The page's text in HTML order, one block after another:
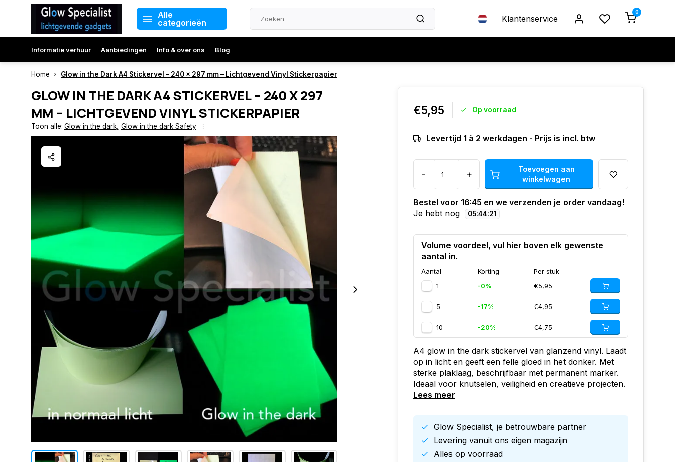
Alle
categorieën
Klantenservice
0
Informatie verhuur Aanbiedingen Info & over ons Blog
Home Glow in the Dark A4 Stickervel – 240 x 297 mm – Lichtgevend Vinyl Stickerpapier
GLOW IN THE DARK A4 STICKERVEL – 240 X 297
MM – LICHTGEVEND VINYL STICKERPAPIER
Toon alle: Glow in the dark, Glow in the dark Safety
€5,95 Op voorraad
Levertijd 1 à 2 werkdagen - Prijs is incl. btw
- +
Toevoegen aan
winkelwagen
Bestel voor 16:45 en we verzenden je order vandaag!
Je hebt nog
05:44:20
Volume voordeel, vul hier boven elk gewenste
aantal in.
Aantal Korting
Per stuk
1
-0% €5,95
5 -17% €4,95
10 -20% €4,75
A4 glow in the dark stickervel van glanzend vinyl. Laadt
op in licht en geeft een felle gloed in het donker. Met
sterke plaklaag, beschrijfbaar met permanent marker.
Ideaal voor knutselen, veiligheid en creatieve projecten.
Lees meer
Glow Specialist, je betrouwbare partner
Levering vanuit ons eigen magazijn
Alles op voorraad